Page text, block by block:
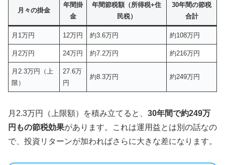
月々の掛金
年間掛
金
年間節税額（所得税+住
民税）
30年間の節税
合計
月1万円 12万円 約3.6万円 約108万円
月2万円 24万円 約7.2万円 約216万円
月2.3万円（上
限）
27.6万
円
約8.3万円 約249万円
月2.3万円（上限額）を積み立てると、 30年間で約249万
円もの節税効果があります。これは運用益とは別の話なの
で、投資リターンが加わればさらに大きな差になります。